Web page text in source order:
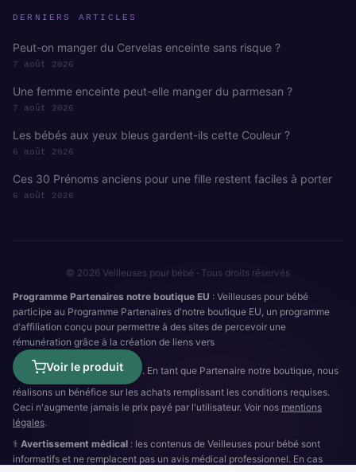
DERNIERS ARTICLES
Peut-on manger du Cervelas enceinte sans risque ?
7 août 2026
Une femme enceinte peut-elle manger du parmesan ?
7 août 2026
Les bébés aux yeux bleus gardent-ils cette Couleur ?
6 août 2026
Ces 30 Prénoms anciens pour une fille restent faciles à porter
6 août 2026
© 2026 Veilleuses pour bébé · Tous droits réservés
Programme Partenaires notre boutique EU : Veilleuses pour bébé
participe au Programme Partenaires d'notre boutique EU, un programme
d'affiliation conçu pour permettre à des sites de percevoir une
rémunération grâce à la création de liens vers
Voir le produit
. En tant que Partenaire notre boutique, nous
réalisons un bénéfice sur les achats remplissant les conditions requises.
Ceci n'augmente jamais le prix payé par l'utilisateur. Voir nos mentions
légales.
⚕️ Avertissement médical : les contenus de Veilleuses pour bébé sont
informatifs et ne remplacent pas un avis médical professionnel. En cas